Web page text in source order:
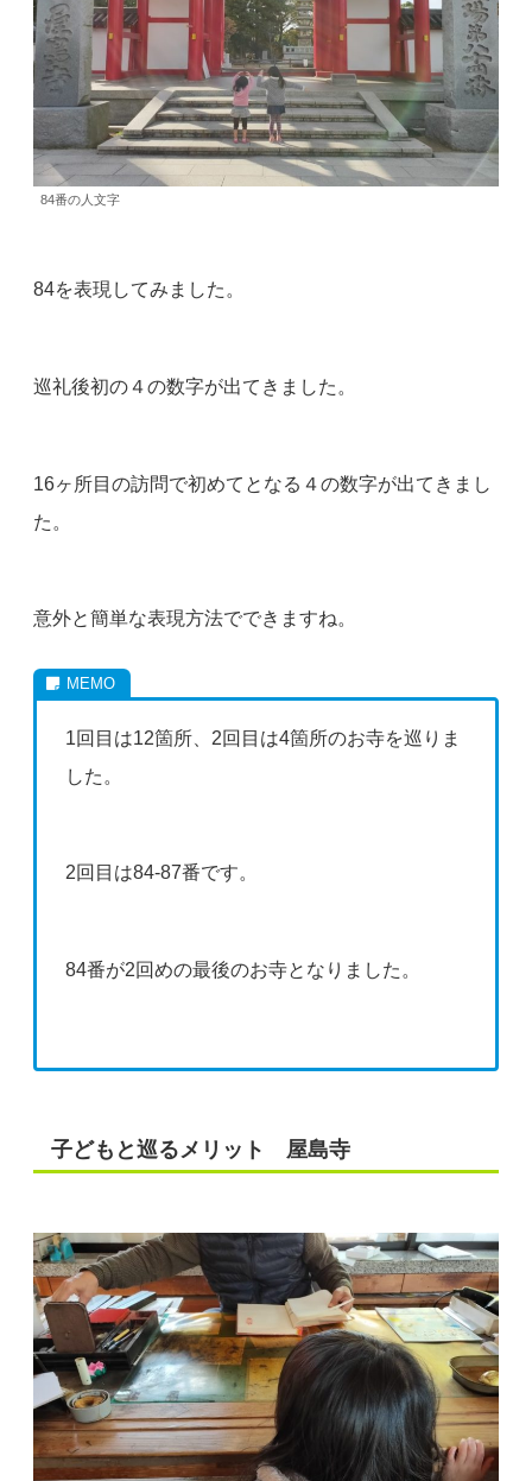
84番の人文字
84を表現してみました。
巡礼後初の４の数字が出てきました。
16ヶ所目の訪問で初めてとなる４の数字が出てきまし
た。
意外と簡単な表現方法でできますね。
1回目は12箇所、2回目は4箇所のお寺を巡りま
した。
2回目は84-87番です。
84番が2回めの最後のお寺となりました。
子どもと巡るメリット 屋島寺